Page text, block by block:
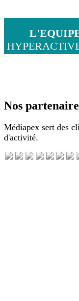
Nos
Médiapex sert des
d'activité.